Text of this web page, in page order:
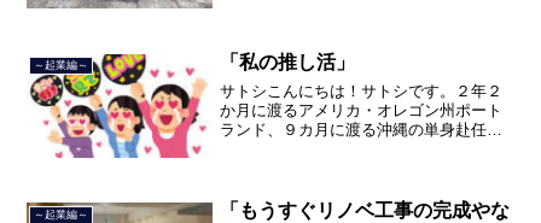
品川区南大井で不動産を主...
～起業編～ 「私の推し活」
サトシこんにちは！サトシです。２年２
か月に渡るアメリカ・オレゴン州ポート
ランド、９カ月に渡る沖縄の単身赴任の
品川区南大井で不動産を主...
～起業編～
「もうすぐリノベ工事の完成やな